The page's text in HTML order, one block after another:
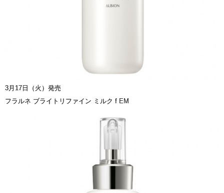
3月17日（火）発売
フラルネ ブライトリファイン ミルク f EM